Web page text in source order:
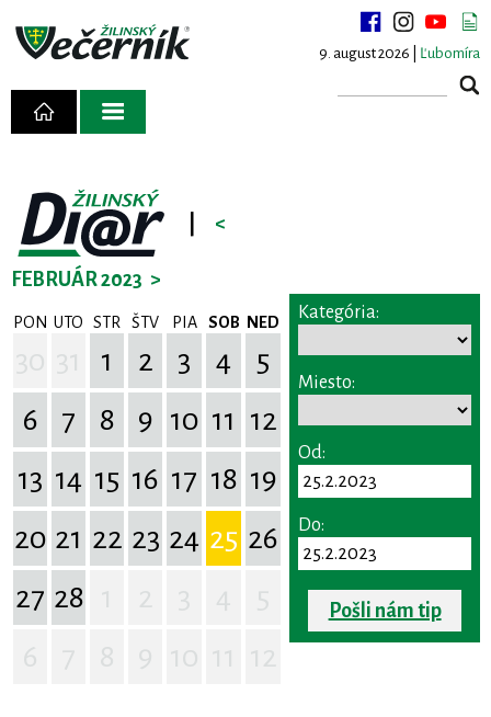
9. august 2026 | Ľubomíra
<
FEBRUÁR 2023 >
PON UTO STR ŠTV PIA SOB NED
1 2 3 4
5
6
7 8 9 10 11 12
13 14 15 16 17 18 19
20 21 22 23 24 25 26
27 28
Kategória:
Miesto:
Od:
Do:
Pošli nám tip